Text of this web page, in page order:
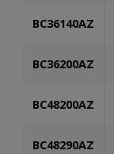
BC36140AZ
BC36200AZ
BC48200AZ
BC48290AZ